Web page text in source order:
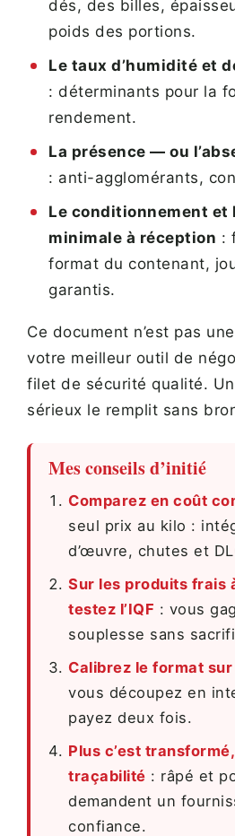
dés, des billes,
poids des portions.
Le taux d’humidité et
: déterminants pour la
rendement.
La présence — ou
: anti-agglomérants,
Le conditionnement et
minimale à réception :
format du contenant,
garantis.
Ce document n’est pas
votre meilleur outil de
filet de sécurité qualité.
sérieux le remplit sans
Mes conseils d’initié
Comparez en coût
seul prix au kilo :
d’œuvre, chutes et
Sur les produits frais
testez l’IQF : vous
souplesse sans
Calibrez le format
vous découpez en
payez deux fois.
Plus c’est
traçabilité : râpé et
demandent un
confiance.